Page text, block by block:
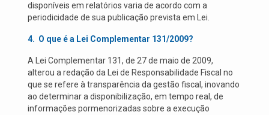
disponíveis em relatórios varia de acordo com a
periodicidade de sua publicação prevista em Lei.
4. O que é a Lei Complementar 131/2009?
A Lei Complementar 131, de 27 de maio de 2009,
alterou a redação da Lei de Responsabilidade Fiscal no
que se refere à transparência da gestão fiscal, inovando
ao determinar a disponibilização, em tempo real, de
informações pormenorizadas sobre a execução